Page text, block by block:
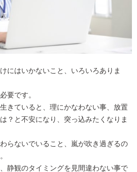
にはいかないこと、いろいろありま
要です。
きていると、理にかなわない事、放置
？と不安になり、突っ込みたくなりま
らないでいること、嵐が吹き過ぎるの
静観のタイミングを見間違わない事で